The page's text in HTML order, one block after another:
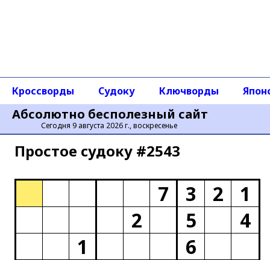
Абсолютно бесполезный сайт
Сегодня 9 августа 2026 г., воскресенье
Кроссворды Судоку Ключворды
Простое cудоку #2543
7 3 2
1
2
5
4
1
6